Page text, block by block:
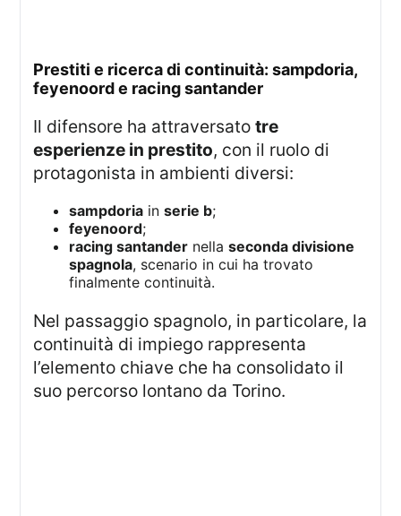
prestiti e ricerca di continuità: sampdoria,
feyenoord e racing santander
Il difensore ha attraversatotre
esperienze in prestito, con il ruolo di
protagonista in ambienti diversi:
sampdoria inserie b;
feyenoord;
racing santander nellaseconda divisione
spagnola, scenario in cui ha trovato
finalmente continuità.
Nel passaggio spagnolo, in particolare, la
continuità di impiego rappresenta
l’elemento chiave che ha consolidato il
suo percorso lontano da Torino.